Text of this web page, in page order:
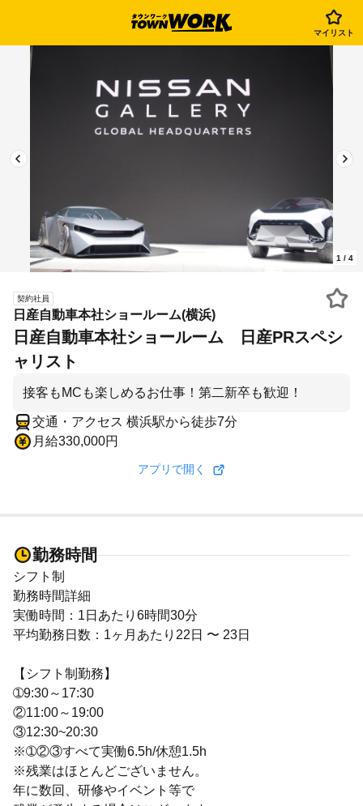
マイリスト
1 / 4
契約社員
日産自動車本社ショールーム(横浜)
日産自動車本社ショールーム 日産PRスペシ
ャリスト
接客もMCも楽しめるお仕事！第二新卒も歓迎！
交通・アクセス 横浜駅から徒歩7分
月給330,000円
アプリで開く
勤務時間
シフト制
勤務時間詳細
実働時間：1日あたり6時間30分
平均勤務日数：1ヶ月あたり22日 〜 23日
【シフト制勤務】
➀9:30～17:30
②11:00～19:00
③12:30~20:30
※➀②③すべて実働6.5h/休憩1.5h
※残業はほとんどございません。
年に数回、研修やイベント等で